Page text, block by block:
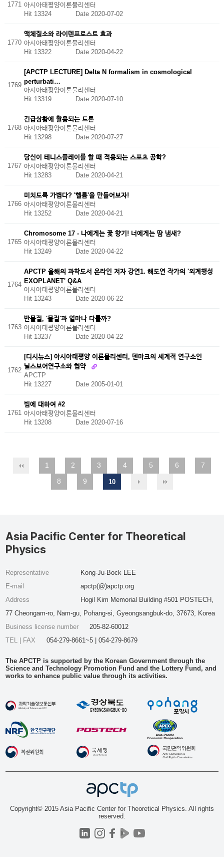
1771 아시아태평양이론물리센터
Hit 13324 Date 2020-07-02
1770
액체질소와 라이덴프로스트 효과
아시아태평양이론물리센터
Hit 13322 Date 2020-04-22
1769
[APCTP LECTURE] Delta N formalism in cosmological
perturbati…
아시아태평양이론물리센터
Hit 13319
Date 2020-07-10
1768
긴급상황에 활용되는 드론
아시아태평양이론물리센터
Hit 13298 Date 2020-07-27
1767
당신이 테니스플레이를 할 때 적용되는 스포츠 공학?
아시아태평양이론물리센터
Hit 13283 Date 2020-04-21
1766
미치도록 가볍다? '헬륨'을 만들어보자!
아시아태평양이론물리센터
Hit 13252 Date 2020-04-21
1765
Chromosome 17 - 나에게는 꽃 향기! 너에게는 땀 냄새?
아시아태평양이론물리센터
Hit 13249 Date 2020-04-22
1764
APCTP 올해의 과학도서 온라인 저자 강연1. 해도연 작가의 '외계행성
EXOPLANET' Q&A
아시아태평양이론물리센터
Hit 13243
Date 2020-06-22
1763
반물질, '물질'과 얼마나 다를까?
아시아태평양이론물리센터
Hit 13237 Date 2020-04-22
1762
[디시뉴스] 아시아태평양 이론물리센터, 덴마크의 세계적 연구소인
닐스보어연구소와 협약
APCTP
Hit 13227 Date 2005-01-01
1761
빔에 대하여 #2
아시아태평양이론물리센터
Hit 13208 Date 2020-07-16
1 2 3 4 5 6
7
8
9 10
Asia Pacific Center for Theoretical
Physics
Representative
Kong-Ju-Bock LEE
E-mail
apctp(@)apctp.org
Address
Hogil Kim Memorial Building #501 POSTECH,
77 Cheongam-ro, Nam-gu, Pohang-si, Gyeongsangbuk-do, 37673, Korea
Business license number
205-82-60012
TEL | FAX
054-279-8661~5 | 054-279-8679
The APCTP is supported by the Korean Government through the
Science and Technology Promotion Fund and the Lottery Fund, and
works to enhance public value through its activities.
Copyright© 2015 Asia Pacific Center for Theoretical Physics. All rights
reserved.